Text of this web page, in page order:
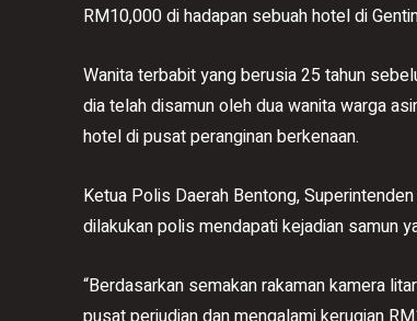
RM10,000 di hadapan sebuah hotel di
Wanita terbabit yang berusia 25 tahun
dia telah disamun oleh dua wanita warga
hotel di pusat peranginan berkenaan.
Ketua Polis Daerah Bentong,
dilakukan polis mendapati kejadian samun
“Berdasarkan semakan rakaman kamera